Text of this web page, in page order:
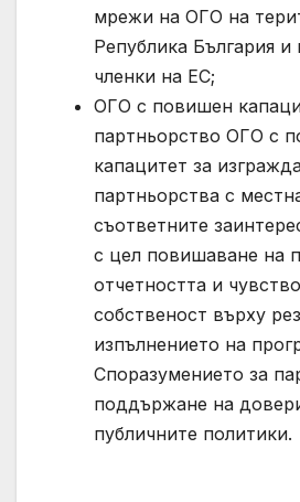
мрежи на ОГО на
Република България
членки на ЕС;
ОГО с повишен
партньорство ОГО с
капацитет за
партньорства с
съответните
с цел повишаване на
отчетността и
собственост върху
изпълнението на
Споразумението за
поддържане на
публичните политики.